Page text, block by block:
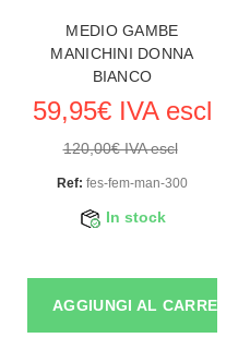
MEDIO GAMBE
MANICHINI DONNA
BIANCO
59,95€ IVA escl
120,00€ IVA escl
Ref: fes-fem-man-300
In stock
AGGIUNGI AL CARRELLO